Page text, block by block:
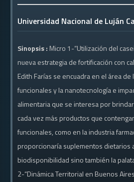
Universidad Nacional de Luján
Sinopsis : Micro 1-“Utilización del
nueva estrategia de fortificación con
Edith Farías se encuadra en el área
funcionales y la nanotecnología e
alimentaria que se interesa por
cada vez más productos que
funcionales, como en la industria
proporcionaría suplementos dietarios
biodisponibilidad sino también la
2-“Dinámica Territorial en Buenos